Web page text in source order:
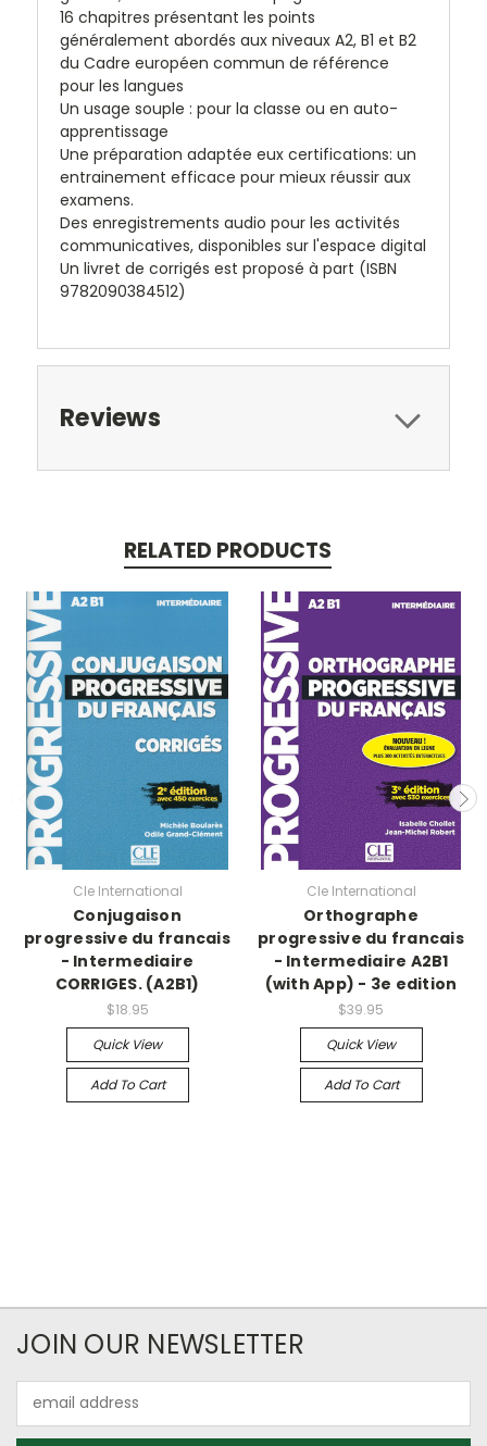
16 chapitres présentant les points
généralement abordés aux niveaux A2, B1 et B2
du Cadre européen commun de référence
pour les langues
Un usage souple : pour la classe ou en auto-
apprentissage
Une préparation adaptée eux certifications: un
entrainement efficace pour mieux réussir aux
examens.
Des enregistrements audio pour les activités
communicatives, disponibles sur l'espace digital
Un livret de corrigés est proposé à part (ISBN
9782090384512)
Reviews
RELATED PRODUCTS
Cle International
Conjugaison
progressive du francais
- Intermediaire
CORRIGES. (A2B1)
$18.95
Quick View
Add To Cart
Cle International
Orthographe
progressive du francais
- Intermediaire A2B1
(with App) - 3e edition
$39.95
Quick View
Add To Cart
JOIN OUR NEWSLETTER
Address